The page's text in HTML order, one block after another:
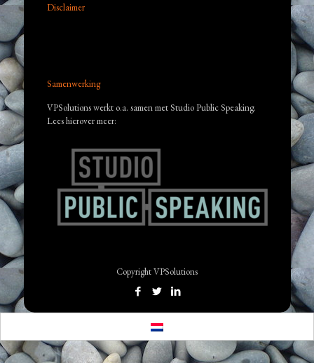
Disclaimer
Samenwerking
VPSolutions werkt o.a. samen met Studio Public Speaking.
Lees hierover meer:
Copyright VPSolutions